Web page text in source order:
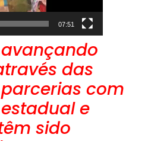
07:51
avançando
das
com
e
sido